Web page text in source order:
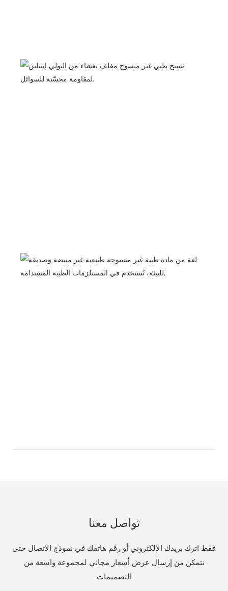
تواصل معنا
فقط اترك بريدك الإلكتروني أو رقم هاتفك في نموذج الاتصال حتى
نتمكن من إرسال عرض أسعار مجاني لمجموعة واسعة من
التصميمات